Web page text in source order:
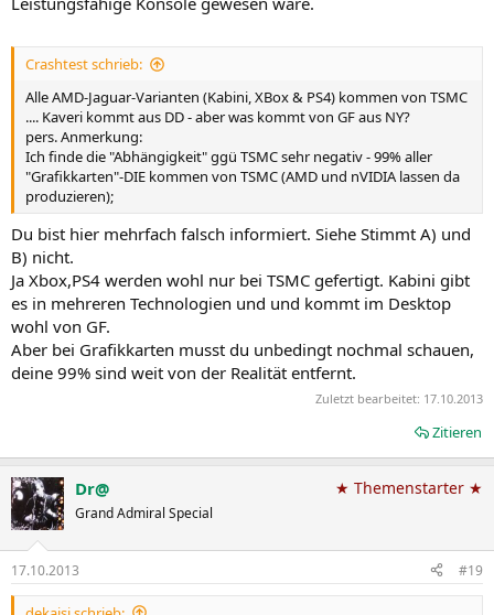
Crashtest schrieb:
Alle AMD-Jaguar-Varianten (Kabini, XBox & PS4) kommen von TSMC
.... Kaveri kommt aus DD - aber was kommt von GF aus NY?
pers. Anmerkung:
Ich finde die "Abhängigkeit" ggü TSMC sehr negativ - 99% aller
"Grafikkarten"-DIE kommen von TSMC (AMD und nVIDIA lassen da
produzieren);
Du bist hier mehrfach falsch informiert. Siehe Stimmt A) und
B) nicht.
Ja Xbox,PS4 werden wohl nur bei TSMC gefertigt. Kabini gibt
es in mehreren Technologien und und kommt im Desktop
wohl von GF.
Aber bei Grafikkarten musst du unbedingt nochmal schauen,
deine 99% sind weit von der Realität entfernt.
Zuletzt bearbeitet: 17.10.2013
Zitieren
Dr@
Grand Admiral Special
★ Themenstarter ★
17.10.2013 #19